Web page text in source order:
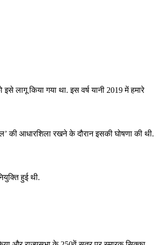
लागू किया गया था. इस वर्ष यानी 2019 में हमारे
की आधारशिला रखने के दौरान इसकी घोषणा की थी.
हुई थी.